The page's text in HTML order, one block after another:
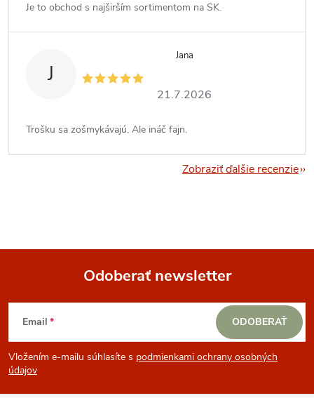
Je to obchod s najširším sortimentom na SK.
J
Jana
21.7.2026
Trošku sa zošmykávajú. Ale ináč fajn.
Zobraziť ďalšie recenzie
Z
á
p
Odoberať newsletter
Email
Vložením e-mailu súhlasíte s podmienkami ochrany osobných
údajov
ODOBERAŤ